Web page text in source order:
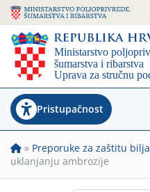
Pristupačnost
» Preporuke za zaštitu bilja
uklanjanju ambrozije